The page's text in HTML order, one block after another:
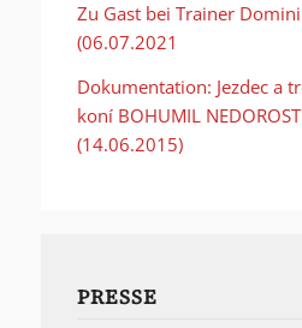
Zu Gast bei Trainer
(06.07.2021
Dokumentation: Jezdec a
koní BOHUMIL
(14.06.2015)
PRESSE